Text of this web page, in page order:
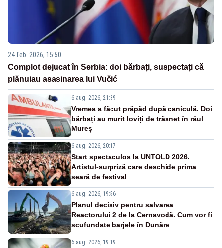
24 feb. 2026, 15:50
Complot dejucat în Serbia: doi bărbați, suspectați că
plănuiau asasinarea lui Vučić
6 aug. 2026, 21:39
Vremea a făcut prăpăd după caniculă. Doi
bărbați au murit loviți de trăsnet în râul
Mureș
6 aug. 2026, 20:17
Start spectaculos la UNTOLD 2026.
Artistul-surpriză care deschide prima
seară de festival
6 aug. 2026, 19:56
Planul decisiv pentru salvarea
Reactorului 2 de la Cernavodă. Cum vor fi
scufundate barjele în Dunăre
6 aug. 2026, 19:19